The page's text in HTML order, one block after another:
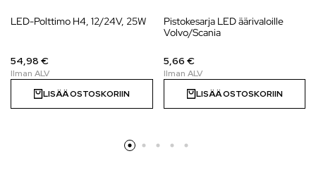
LED-Polttimo H4, 12/24V, 25W
54,98 €
LISÄÄ OSTOSKORIIN
Pistokesarja LED äärivaloille
Volvo/Scania
5,66 €
LISÄÄ OSTOSKORIIN